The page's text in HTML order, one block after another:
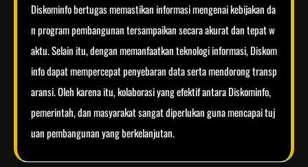
Diskominfo bertugas memastikan informasi mengenai kebijakan da
n program pembangunan tersampaikan secara akurat dan tepat w
aktu. Selain itu, dengan memanfaatkan teknologi informasi, Diskom
info dapat mempercepat penyebaran data serta mendorong transp
aransi. Oleh karena itu, kolaborasi yang efektif antara Diskominfo,
pemerintah, dan masyarakat sangat diperlukan guna mencapai tuj
uan pembangunan yang berkelanjutan.